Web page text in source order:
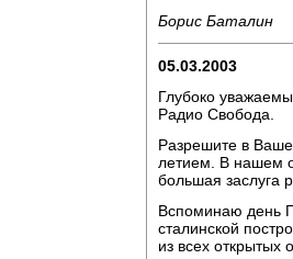
Борис Баталин
05.03.2003
Глубоко
Радио Свобода.
Разрешите в
летием. В нашем
большая
Вспоминаю день
сталинской
из всех открытых